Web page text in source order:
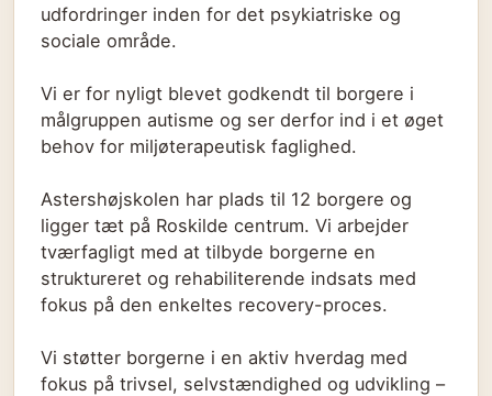
udfordringer inden for det psykiatriske og
sociale område.
Vi er for nyligt blevet godkendt til borgere i
målgruppen autisme og ser derfor ind i et øget
behov for miljøterapeutisk faglighed.
Astershøjskolen har plads til 12 borgere og
ligger tæt på Roskilde centrum. Vi arbejder
tværfagligt med at tilbyde borgerne en
struktureret og rehabiliterende indsats med
fokus på den enkeltes recovery-proces.
Vi støtter borgerne i en aktiv hverdag med
fokus på trivsel, selvstændighed og udvikling –